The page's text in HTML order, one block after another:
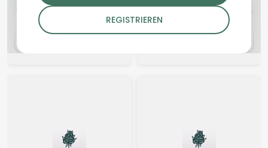
REGISTRIEREN
% CBD:1% THC:22% CBD: